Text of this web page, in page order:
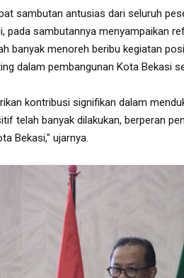
sambutan antusias dari seluruh
pada sambutannya menyampaikan
banyak menoreh beribu kegiatan
dalam pembangunan Kota Bekasi
kontribusi signifikan dalam
telah banyak dilakukan, berperan
Bekasi," ujarnya.